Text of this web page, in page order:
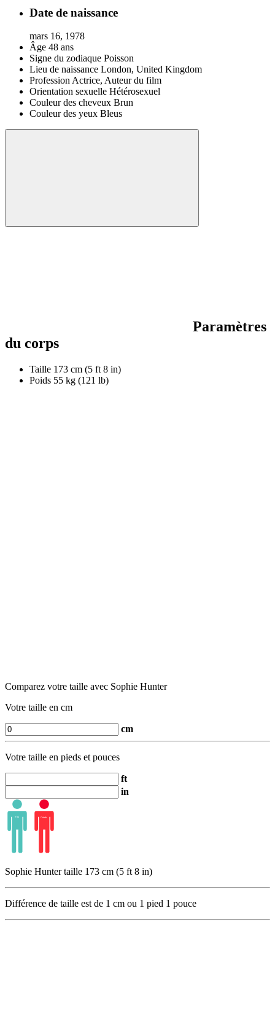
Date de naissance
mars 16, 1978
Âge 48 ans
Signe du zodiaque Poisson
Lieu de naissance London, United Kingdom
ProfessionActrice, Auteur du film
Orientation sexuelle Hétérosexuel
Couleur des cheveux Brun
Couleur des yeux Bleus
Paramètres
du corps
Taille 173 cm (5 ft 8 in)
Poids 55 kg (121 lb)
Comparez votre taille avec Sophie Hunter
Votre taille en cm
cm
Votre taille en pieds et pouces
ft
in
Sophie Hunter taille 173 cm (5 ft 8 in)
Différence de taille est de 1 cm ou 1 pied 1 pouce